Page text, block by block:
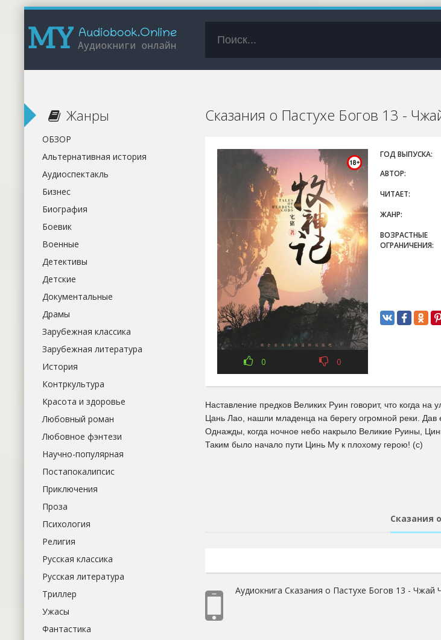
Сказания о Пастухе Богов 13 -
0 0
ГОД ВЫПУСКА:
АВТОР:
ЧИТАЕТ:
ЖАНР:
ВОЗРАСТНЫЕ
ОГРАНИЧЕНИЯ:
Наставление предков Великих Руин говорит, что когда
Цань Лао, нашли младенца на берегу огромной реки.
Однажды, когда ночное небо накрыло Великие Руины,
Таким было начало пути Цинь Му к плохому герою! (с)
Сказания
Аудиокнига Сказания о Пастухе Богов 13 - Чжай
Жанры
ОБЗОР
Альтернативная история
Аудиоспектакль
Бизнес
Биография
Боевик
Военные
Детективы
Детские
Документальные
Драмы
Зарубежная классика
Зарубежная литература
История
Контркультура
Красота и здоровье
Любовный роман
Любовное фэнтези
Научно-популярная
Постапокалипсис
Приключения
Проза
Психология
Религия
Русская классика
Русская литература
Триллер
Ужасы
Фантастика